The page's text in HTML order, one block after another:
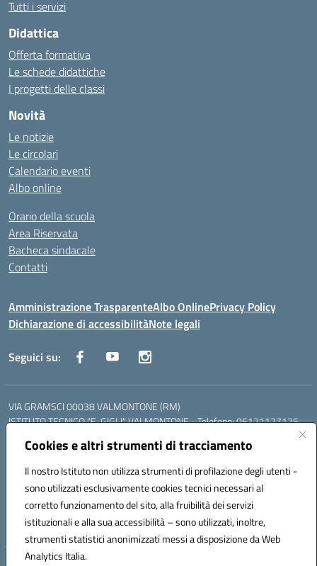
Cookies e altri strumenti di tracciamento
Il nostro Istituto non utilizza strumenti di profilazione degli utenti -
sono utilizzati esclusivamente cookies tecnici necessari al
corretto funzionamento del sito, alla fruibilità dei servizi
istituzionali e alla sua accessibilità – sono utilizzati, inoltre,
strumenti statistici anonimizzati messi a disposizione da Web
Analytics Italia.
Tutti i servizi
Didattica
Offerta formativa
Le schede didattiche
I progetti delle classi
Novità
Le notizie
Le circolari
Calendario eventi
Albo online
Orario della scuola
Area Riservata
Bacheca sindacale
Contatti
Amministrazione TrasparenteAlbo OnlinePrivacy Policy
Dichiarazione di accessibilitàNote legali
Seguici su:
VIA GRAMSCI 00038 VALMONTONE (RM)
ISTITUTO TECNICO "E. GIGLI" VALMONTONE - Telefono: 06121127125
06121126825
LICEO DELLE SCIENZE UMANE "P.L. NERVI" SEGNI - Telefono:
Mail: RMIS099002@istruzione.it - PEC: RMIS099002@pec.istruzione.it
Codice meccanografico: RMIS099002
Codice fiscale: 95036960581